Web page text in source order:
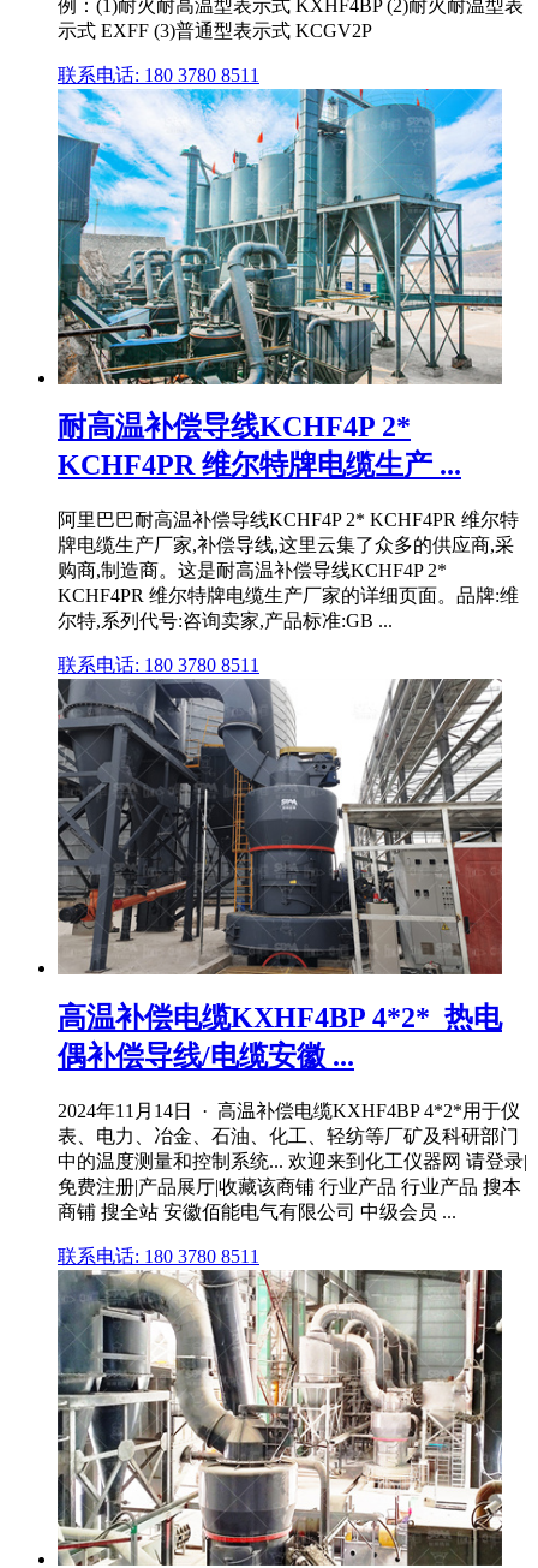
例：(1)耐火耐高温型表示式 KXHF4BP (2)耐火耐温型表
示式 EXFF (3)普通型表示式 KCGV2P
联系电话: 180 3780 8511
耐高温补偿导线KCHF4P 2*
KCHF4PR 维尔特牌电缆生产 ...
阿里巴巴耐高温补偿导线KCHF4P 2* KCHF4PR 维尔特
牌电缆生产厂家,补偿导线,这里云集了众多的供应商,采
购商,制造商。这是耐高温补偿导线KCHF4P 2*
KCHF4PR 维尔特牌电缆生产厂家的详细页面。品牌:维
尔特,系列代号:咨询卖家,产品标准:GB ...
联系电话: 180 3780 8511
高温补偿电缆KXHF4BP 4*2*_热电
偶补偿导线/电缆安徽 ...
2024年11月14日 · 高温补偿电缆KXHF4BP 4*2*用于仪
表、电力、冶金、石油、化工、轻纺等厂矿及科研部门
中的温度测量和控制系统... 欢迎来到化工仪器网 请登录|
免费注册|产品展厅|收藏该商铺 行业产品 行业产品 搜本
商铺 搜全站 安徽佰能电气有限公司 中级会员 ...
联系电话: 180 3780 8511